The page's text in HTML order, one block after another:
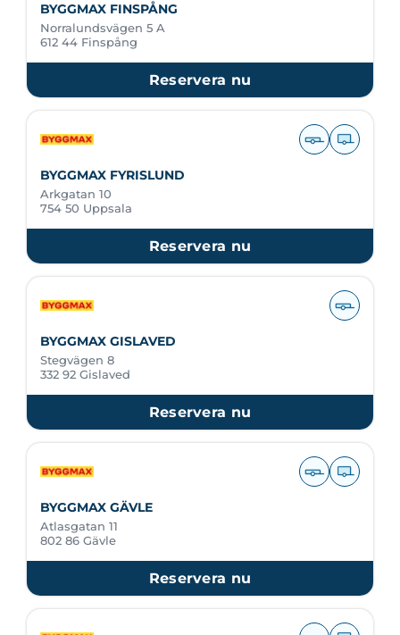
BYGGMAX FINSPÅNG
Norralundsvägen 5 A
612 44 Finspång
Reservera nu
BYGGMAX FYRISLUND
Arkgatan 10
754 50 Uppsala
Reservera nu
BYGGMAX GISLAVED
Stegvägen 8
332 92 Gislaved
Reservera nu
BYGGMAX GÄVLE
Atlasgatan 11
802 86 Gävle
Reservera nu